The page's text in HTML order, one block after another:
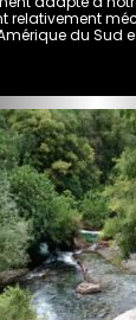
relativement
du Sud